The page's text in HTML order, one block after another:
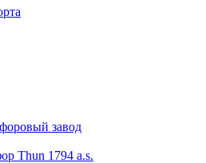
завод
Thun 1794 a.s.